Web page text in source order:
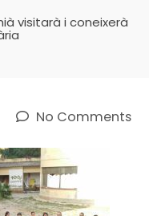
visitarà i coneixerà
No Comments